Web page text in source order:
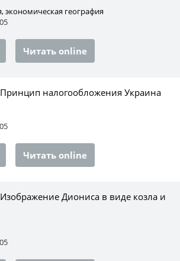
экономическая география
Читать online
налогообложения Украина
Читать online
Диониса в виде козла и